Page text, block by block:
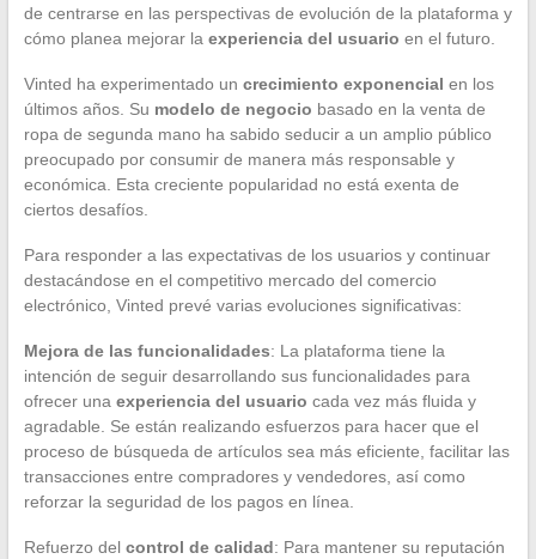
de centrarse en las perspectivas de evolución de la plataforma y
cómo planea mejorar la experiencia del usuario en el futuro.
Vinted ha experimentado un crecimiento exponencial en los
últimos años. Su modelo de negocio basado en la venta de
ropa de segunda mano ha sabido seducir a un amplio público
preocupado por consumir de manera más responsable y
económica. Esta creciente popularidad no está exenta de
ciertos desafíos.
Para responder a las expectativas de los usuarios y continuar
destacándose en el competitivo mercado del comercio
electrónico, Vinted prevé varias evoluciones significativas:
Mejora de las funcionalidades: La plataforma tiene la
intención de seguir desarrollando sus funcionalidades para
ofrecer una experiencia del usuario cada vez más fluida y
agradable. Se están realizando esfuerzos para hacer que el
proceso de búsqueda de artículos sea más eficiente, facilitar las
transacciones entre compradores y vendedores, así como
reforzar la seguridad de los pagos en línea.
Refuerzo del control de calidad: Para mantener su reputación